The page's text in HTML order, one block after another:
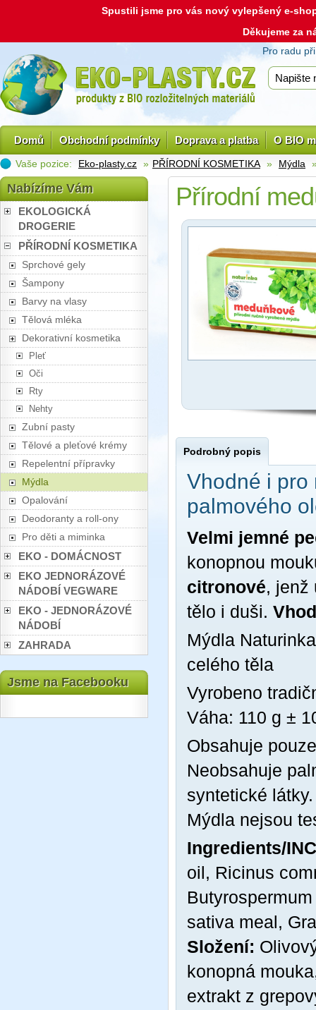
Spustili jsme pro vás nový vylepšený e-
Děkujeme za
Pro radu
Domů Obchodní podmínky Doprava a platba O BIO
Vaše pozice: Eko-plasty.cz » PŘÍRODNÍ KOSMETIKA » Mýdla
Nabízíme Vám
EKOLOGICKÁ
DROGERIE
PŘÍRODNÍ KOSMETIKA
Sprchové gely
Šampony
Barvy na vlasy
Tělová mléka
Dekorativní kosmetika
Pleť
Oči
Rty
Nehty
Zubní pasty
Tělové a pleťové krémy
Repelentní přípravky
Mýdla
Opalování
Deodoranty a roll-ony
Pro děti a miminka
EKO - DOMÁCNOST
EKO JEDNORÁZOVÉ
NÁDOBÍ VEGWARE
EKO - JEDNORÁZOVÉ
NÁDOBÍ
ZAHRADA
Jsme na Facebooku
Přírodní
Podrobný popis
Vhodné i pro
palmového
Velmi jemné
konopnou
citronové, jenž
tělo i duši.
Mýdla
celého těla
Vyrobeno
Váha: 110 g ±
Obsahuje
Neobsahuje
syntetické látky.
Mýdla nejsou
Ingredients/
oil, Ricinus
sativa meal,
Složení:
konopná
extrakt z